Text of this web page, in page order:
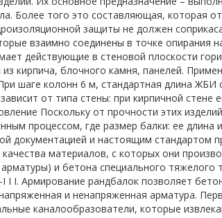
Более того это составляющая, которая
защиты не должен
взаимно соединены в точке опирания
действующие в стеновой плоскости
из кирпича, блочного камня, панелей.
шаге колонн 6 м, стандартная длина ЖБИ
от типа стены: при кирпичной
Поскольку от прочности этих
процессом, где размер балки: ее
документацией и настоящим стандартом
материалов, с которых они
и бетона специального
I I I. Армирование рандбалок позволяет
и ненапряженная арматура.
каналообразователи, которые